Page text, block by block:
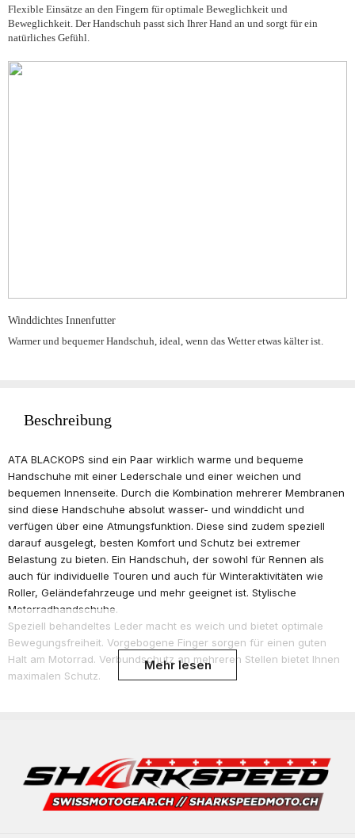
Flexible Einsätze an den Fingern für optimale Beweglichkeit und
Beweglichkeit. Der Handschuh passt sich Ihrer Hand an und sorgt für ein
natürliches Gefühl.
Winddichtes Innenfutter
Warmer und bequemer Handschuh, ideal, wenn das Wetter etwas kälter ist.
Beschreibung
ATA BLACKOPS sind ein Paar wirklich warme und bequeme
Handschuhe mit einer Lederschale und einer weichen und
bequemen Innenseite. Durch die Kombination mehrerer Membranen
sind diese Handschuhe absolut wasser- und winddicht und
verfügen über eine Atmungsfunktion. Diese sind zudem speziell
darauf ausgelegt, besten Komfort und Schutz bei extremer
Belastung zu bieten. Ein Handschuh, der sowohl für Rennen als
auch für individuelle Touren und auch für Winteraktivitäten wie
Roller, Geländefahrzeuge und mehr geeignet ist. Stylische
Motorradhandschuhe.
Speziell behandeltes Leder macht es weich und bietet optimale
Bewegungsfreiheit. Vorgebogene Finger sorgen für einen guten
Halt am Motorrad. Verbundschutz an mehreren Stellen bietet Ihnen
maximalen Schutz.
- Hinten über der Hand
- Gummi-PU-Schutzstunde
- Gummi-PU-Schutz für den kleinen Finger mit verstärktem Leder
Mehr lesen